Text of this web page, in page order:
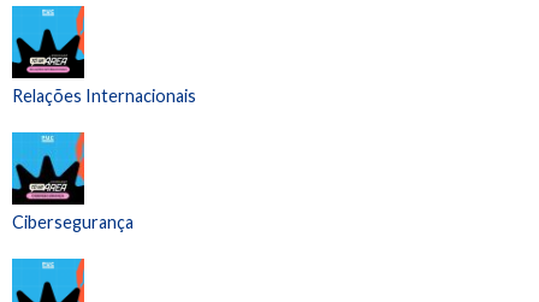
Relações Internacionais
Cibersegurança